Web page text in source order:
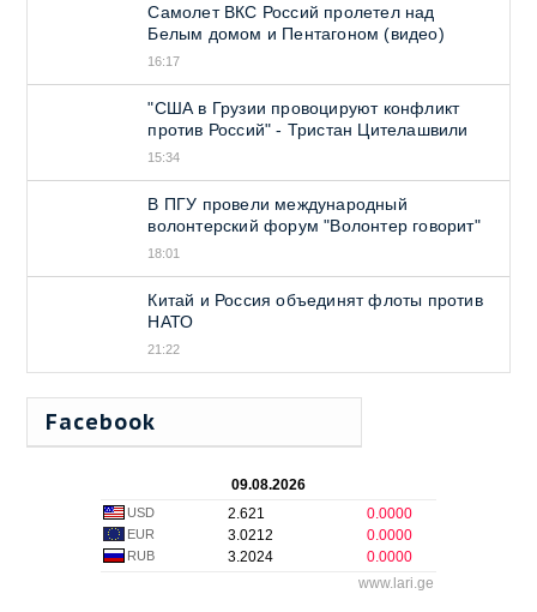
Самолет ВКС Россий пролетел над
Белым домом и Пентагоном (видео)
16:17
"США в Грузии провоцируют конфликт
против Россий" - Тристан Цителашвили
15:34
В ПГУ провели международный
волонтерский форум "Волонтер говорит"
18:01
Китай и Россия объединят флоты против
НАТО
21:22
Facebook
09.08.2026
USD 2.621 0.0000
EUR 3.0212 0.0000
RUB 3.2024
0.0000
www.lari.ge